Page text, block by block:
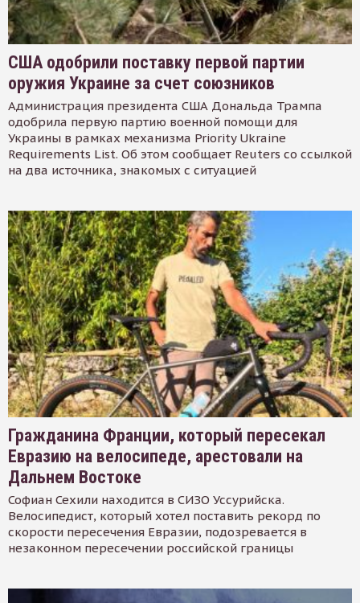
США одобрили поставку первой партии
оружия Украине за счет союзников
Администрация президента США Дональда Трампа
одобрила первую партию военной помощи для
Украины в рамках механизма Priority Ukraine
Requirements List. Об этом сообщает Reuters со ссылкой
на два источника, знакомых с ситуацией
Гражданина Франции, который пересекал
Евразию на велосипеде, арестовали на
Дальнем Востоке
Софиан Сехили находится в СИЗО Уссурийска.
Велосипедист, который хотел поставить рекорд по
скорости пересечения Евразии, подозревается в
незаконном пересечении российской границы